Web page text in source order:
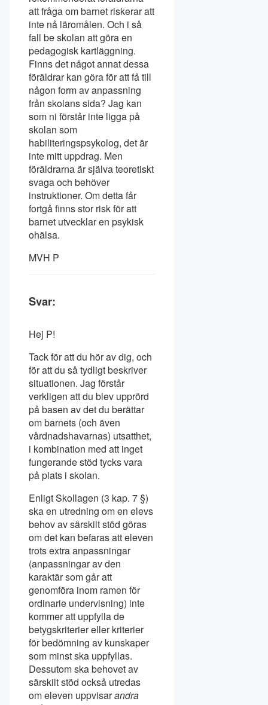
att fråga om barnet riskerar att
inte nå läromålen. Och i så
fall be skolan att göra en
pedagogisk kartläggning.
Finns det något annat dessa
föräldrar kan göra för att få till
någon form av anpassning
från skolans sida? Jag kan
som ni förstår inte ligga på
skolan som
habiliteringspsykolog, det är
inte mitt uppdrag. Men
föräldrarna är själva teoretiskt
svaga och behöver
instruktioner. Om detta får
fortgå finns stor risk för att
barnet utvecklar en psykisk
ohälsa.
MVH P
Svar:
Hej P!
Tack för att du hör av dig, och
för att du så tydligt beskriver
situationen. Jag förstår
verkligen att du blev upprörd
på basen av det du berättar
om barnets (och även
vårdnadshavarnas) utsatthet,
i kombination med att inget
fungerande stöd tycks vara
på plats i skolan.
Enligt Skollagen (3 kap. 7 §)
ska en utredning om en elevs
behov av särskilt stöd göras
om det kan befaras att eleven
trots extra anpassningar
(anpassningar av den
karaktär som går att
genomföra inom ramen för
ordinarie undervisning) inte
kommer att uppfylla de
betygskriterier eller kriterier
för bedömning av kunskaper
som minst ska uppfyllas.
Dessutom ska behovet av
särskilt stöd också utredas
om eleven uppvisarandra